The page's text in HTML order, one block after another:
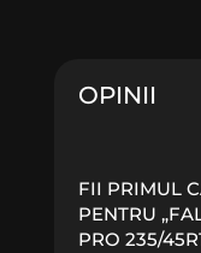
OPINII
FII PRIMUL
PENTRU
PRO 235/